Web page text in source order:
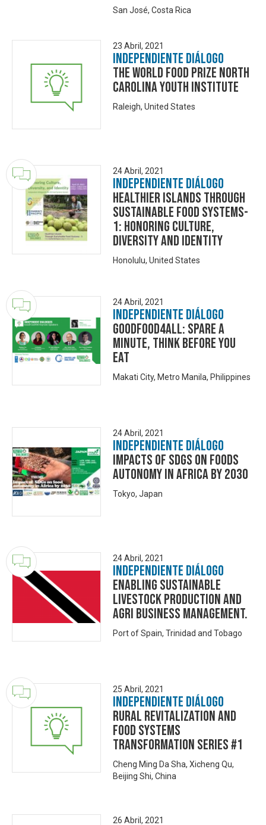
San José, Costa Rica
23 Abril, 2021
Independiente Diálogo
The World Food Prize North
Carolina Youth Institute
Raleigh, United States
24 Abril, 2021
Independiente Diálogo
Healthier islands through
sustainable food systems-
1: Honoring culture,
diversity and identity
Honolulu, United States
24 Abril, 2021
Independiente Diálogo
GoodFood4All: Spare a
minute, think before you
eat
Makati City, Metro Manila, Philippines
24 Abril, 2021
Independiente Diálogo
Impacts of SDGs on Foods
Autonomy in Africa by 2030
Tokyo, Japan
24 Abril, 2021
Independiente Diálogo
Enabling Sustainable
livestock production and
Agri business management.
Port of Spain, Trinidad and Tobago
25 Abril, 2021
Independiente Diálogo
Rural Revitalization and
Food Systems
Transformation Series #1
Cheng Ming Da Sha, Xicheng Qu,
Beijing Shi, China
26 Abril, 2021